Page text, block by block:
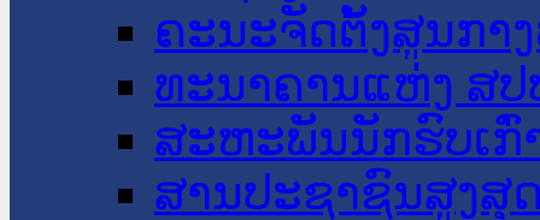
ຄະນະຈັດຕັ້ງສູນກາ
ທະນາຄານແຫ່ງ ສປ
ສະຫະພັນນັກຮົບເກົ່
ສານປະຊາຊົນສູງສຸ